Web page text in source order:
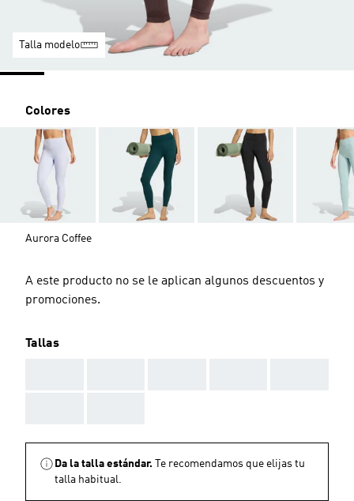
Talla modelo
Colores
Aurora Coffee
A este producto no se le aplican algunos descuentos y
promociones.
Tallas
Da la talla estándar.
Te recomendamos que elijas tu
talla habitual.